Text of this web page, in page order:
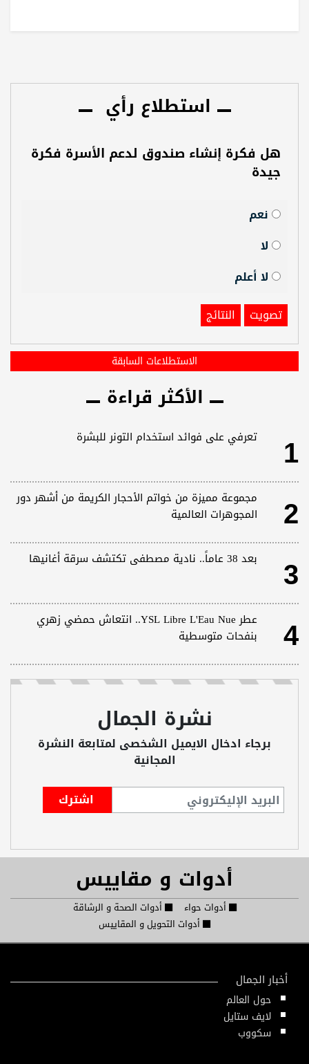
استطلاع رأي
هل فكرة إنشاء صندوق لدعم الأسرة فكرة
جيدة
نعم
لا
لا أعلم
تصويت
النتائج
الاستطلاعات السابقة
الأكثر قراءة
1 تعرفي على فوائد استخدام التونر للبشرة
2
مجموعة مميزة من خواتم الأحجار الكريمة من أشهر دور
المجوهرات العالمية
3 بعد 38 عاماً.. نادية مصطفى تكتشف سرقة أغانيها
4
عطر YSL Libre L'Eau Nue.. انتعاش حمضي زهري
بنفحات متوسطية
نشرة الجمال
برجاء ادخال الايميل الشخصى لمتابعة النشرة
المجانية
أدوات و مقاييس
أدوات حواء
أدوات الصحة و الرشاقة
أدوات التحويل و المقاييس
أخبار الجمال
حول العالم
لايف ستايل
سكووب